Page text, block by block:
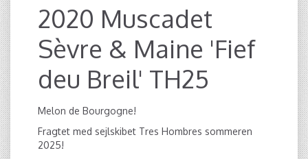
2020 Muscadet
Sèvre & Maine 'Fief
deu Breil' TH25
Melon de Bourgogne!
Fragtet med sejlskibet Tres Hombres sommeren
2025!